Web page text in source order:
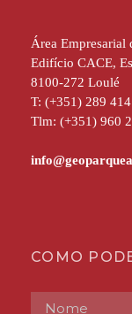
Área Empresarial
Edifício CACE,
8100-272 Loulé
T: (+351) 289
Tlm: (+351) 960
COMO